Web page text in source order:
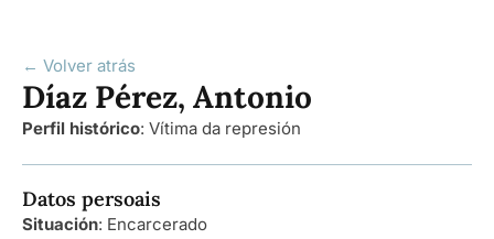
← Volver atrás
Díaz Pérez, Antonio
Perfil histórico: Vítima da represión
Datos persoais
Situación: Encarcerado